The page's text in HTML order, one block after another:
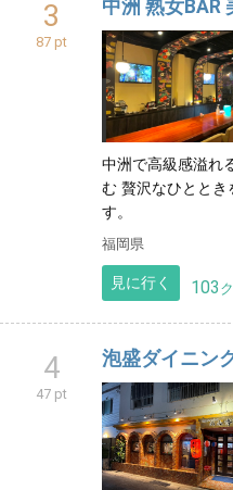
3
87 pt
中洲 熟女BAR
中洲で高級感溢れ
む 贅沢なひととき
す。
福岡県
見に行く 103
4
47 pt
泡盛ダイニン